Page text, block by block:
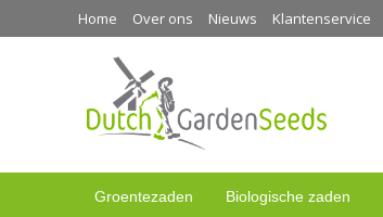
Home Over ons Nieuws Klantenservice
Groentezaden Biologische zaden